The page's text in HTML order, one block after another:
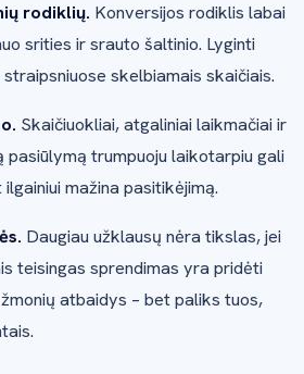
rodiklių. Konversijos rodiklis labai
srities ir srauto šaltinio. Lyginti
skelbiamais skaičiais.
Skaičiuokliai, atgaliniai laikmačiai ir
pasiūlymą trumpuoju laikotarpiu gali
mažina pasitikėjimą.
Daugiau užklausų nėra tikslas, jei
teisingas sprendimas yra pridėti
atbaidys – bet paliks tuos,